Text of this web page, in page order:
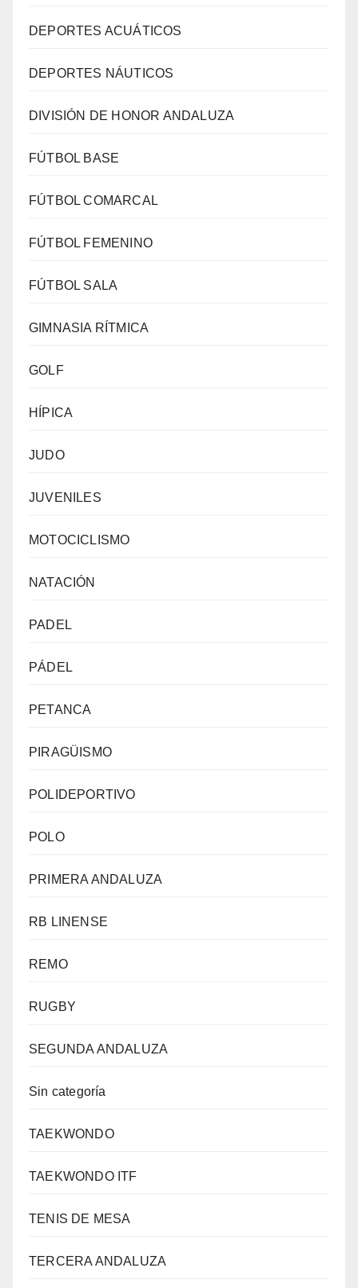
DEPORTES ACUÁTICOS
DEPORTES NÁUTICOS
DIVISIÓN DE HONOR ANDALUZA
FÚTBOL BASE
FÚTBOL COMARCAL
FÚTBOL FEMENINO
FÚTBOL SALA
GIMNASIA RÍTMICA
GOLF
HÍPICA
JUDO
JUVENILES
MOTOCICLISMO
NATACIÓN
PADEL
PÁDEL
PETANCA
PIRAGÜISMO
POLIDEPORTIVO
POLO
PRIMERA ANDALUZA
RB LINENSE
REMO
RUGBY
SEGUNDA ANDALUZA
Sin categoría
TAEKWONDO
TAEKWONDO ITF
TENIS DE MESA
TERCERA ANDALUZA